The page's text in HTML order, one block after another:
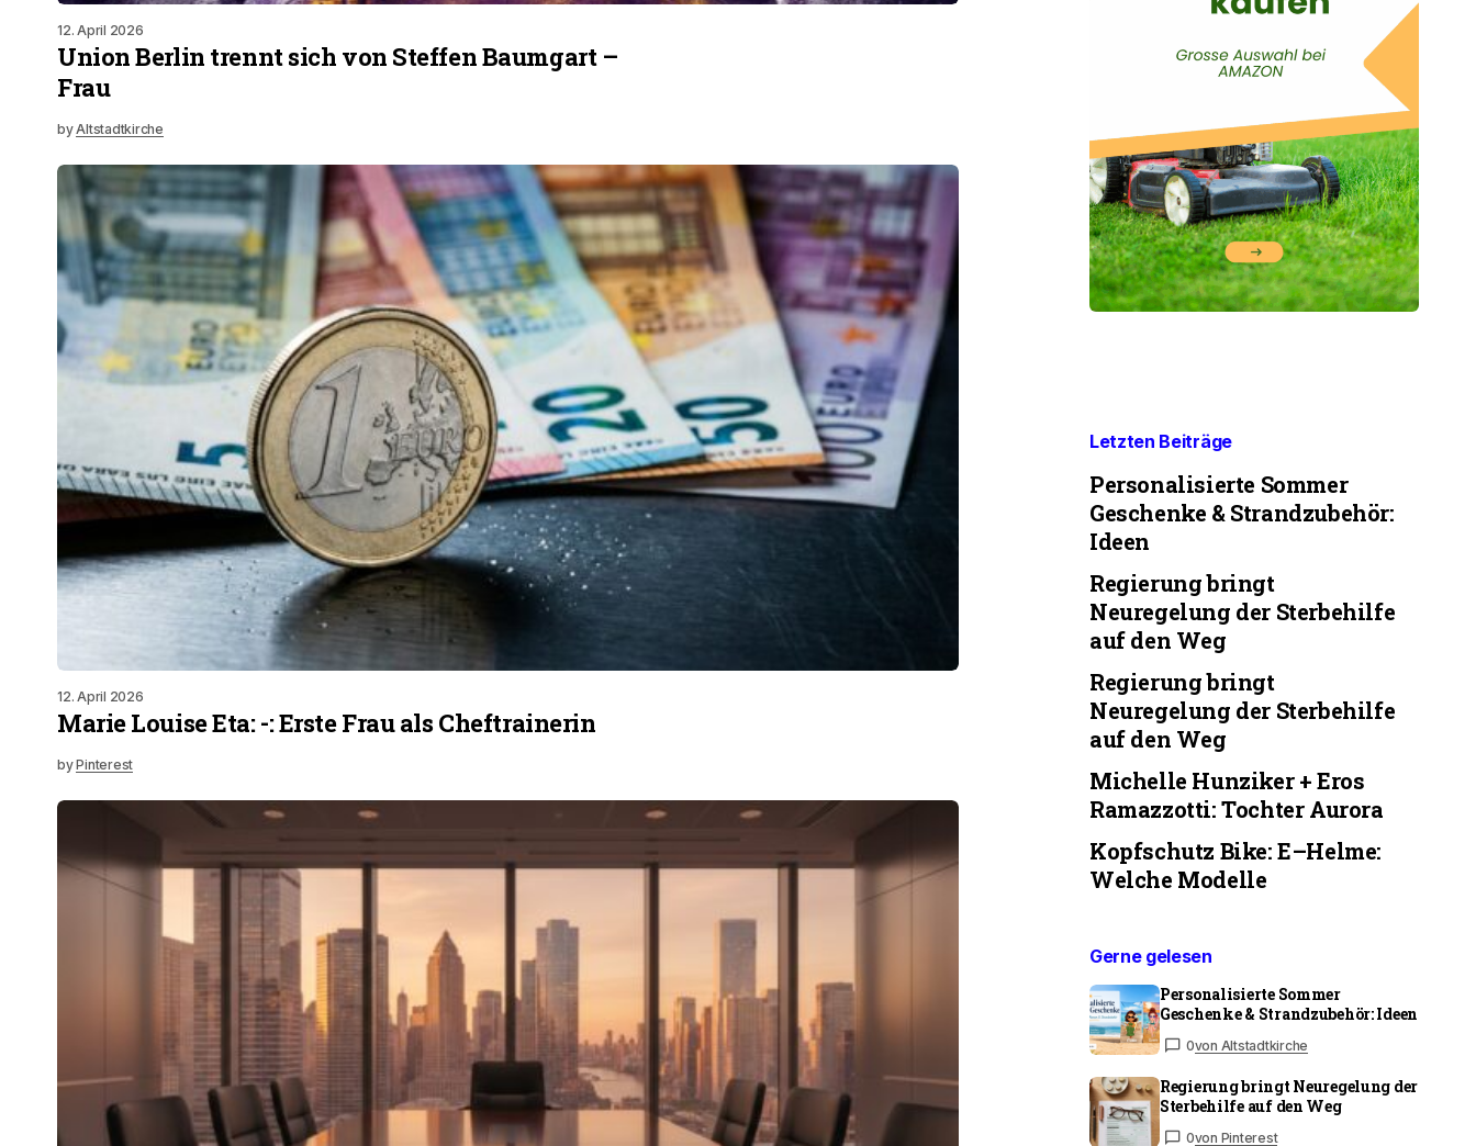
12. April 2026
Union Berlin trennt sich von Steffen Baumgart –
Frau
byAltstadtkirche
12. April 2026
Marie Louise Eta: -: Erste Frau als Cheftrainerin
byPinterest
Letzten Beiträge
Personalisierte Sommer
Geschenke & Strandzubehör:
Ideen
Regierung bringt
Neuregelung der Sterbehilfe
auf den Weg
Regierung bringt
Neuregelung der Sterbehilfe
auf den Weg
Michelle Hunziker + Eros
Ramazzotti: Tochter Aurora
Kopfschutz Bike: E–Helme:
Welche Modelle
Gerne gelesen
Personalisierte Sommer
Geschenke & Strandzubehör: Ideen
0von Altstadtkirche
Regierung bringt Neuregelung der
Sterbehilfe auf den Weg
0von Pinterest